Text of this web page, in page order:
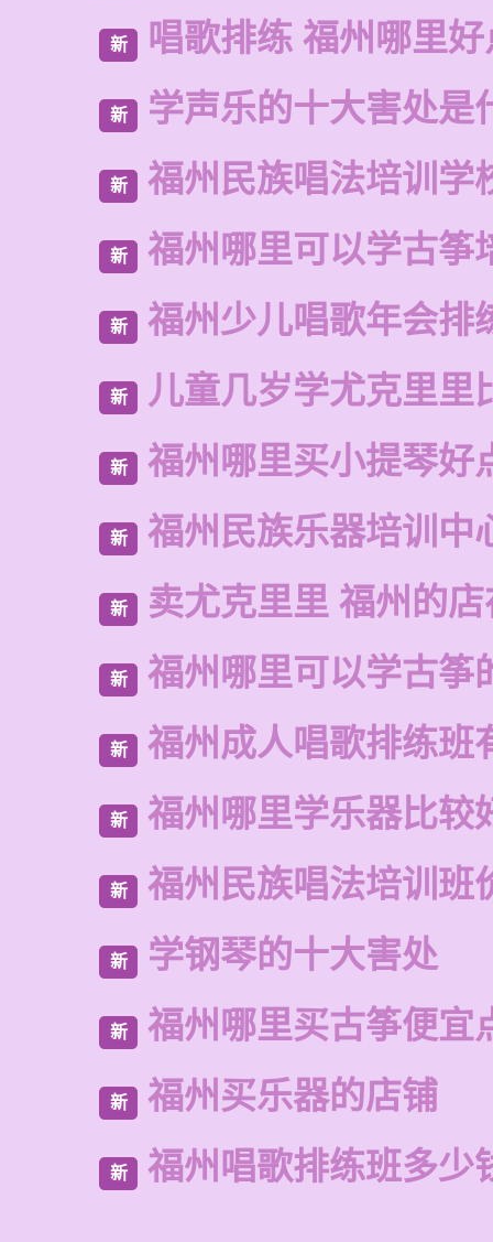
新 唱歌排练 福州哪里好
新 学声乐的十大害处是
新 福州民族唱法培训学
新 福州哪里可以学古筝
新 福州少儿唱歌年会排
新 儿童几岁学尤克里里
新 福州哪里买小提琴好
新 福州民族乐器培训中
新 卖尤克里里 福州的
新 福州哪里可以学古筝
新 福州成人唱歌排练班
新 福州哪里学乐器比较
新 福州民族唱法培训班
新 学钢琴的十大害处
新 福州哪里买古筝便宜
新 福州买乐器的店铺
新 福州唱歌排练班多少